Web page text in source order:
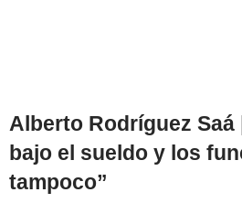
Alberto Rodríguez Saá
bajo el sueldo y los
tampoco”